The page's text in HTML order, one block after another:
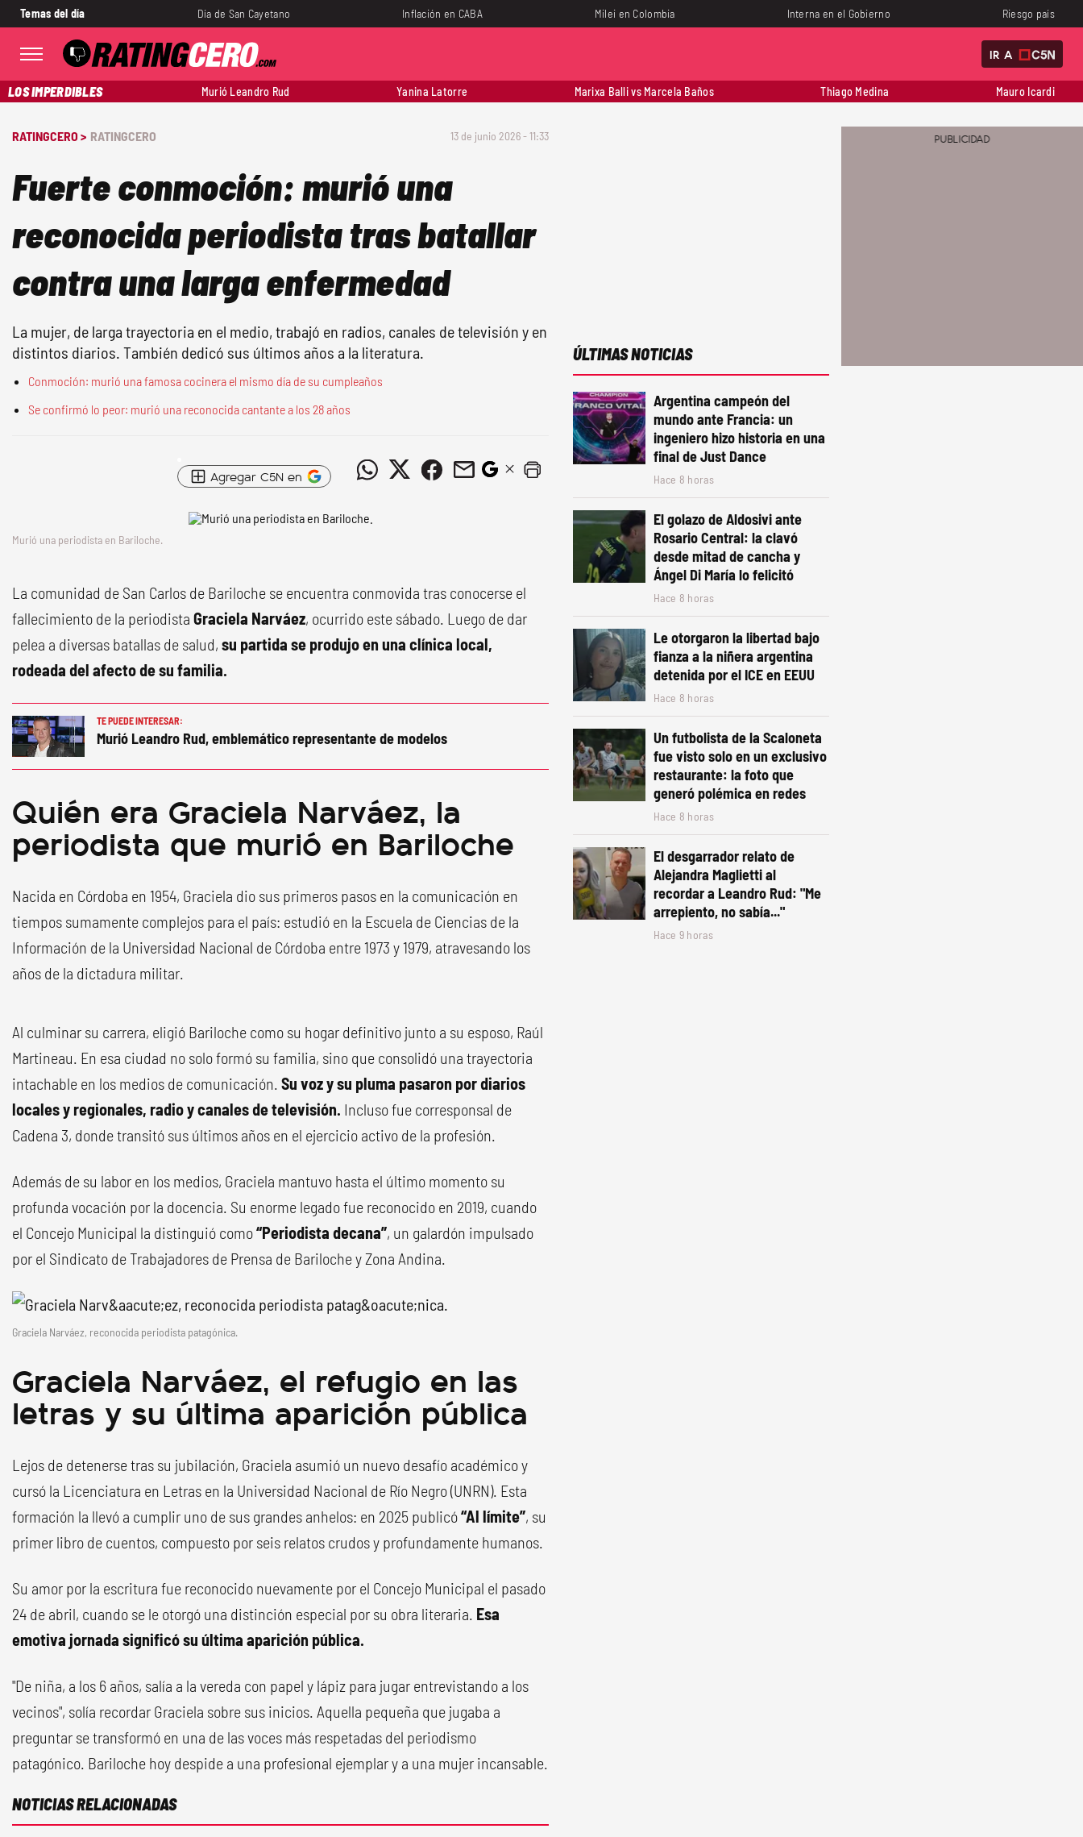
Temas del día Día de San Cayetano Inflación en CABA Milei en Colombia Interna en el Gobierno Riesgo país
IR A
LOS IMPERDIBLES Murió Leandro Rud Yanina Latorre Marixa Balli vs Marcela Baños Thiago Medina Mauro Icardi
RATINGCERO > RATINGCERO 13 de junio 2026 - 11:33
Fuerte conmoción: murió una
reconocida periodista tras batallar
contra una larga enfermedad
La mujer, de larga trayectoria en el medio, trabajó en radios, canales de televisión y en
distintos diarios. También dedicó sus últimos años a la literatura.
Conmoción: murió una famosa cocinera el mismo día de su cumpleaños
Se confirmó lo peor: murió una reconocida cantante a los 28 años
Agregar C5N en
Murió una periodista en Bariloche.
La comunidad de San Carlos de Bariloche se encuentra conmovida tras conocerse el
fallecimiento de la periodista Graciela Narváez, ocurrido este sábado. Luego de dar
pelea a diversas batallas de salud, su partida se produjo en una clínica local,
rodeada del afecto de su familia.
TE PUEDE INTERESAR:
Murió Leandro Rud, emblemático representante de modelos
Quién era Graciela Narváez, la
periodista que murió en Bariloche
Nacida en Córdoba en 1954, Graciela dio sus primeros pasos en la comunicación en
tiempos sumamente complejos para el país: estudió en la Escuela de Ciencias de la
Información de la Universidad Nacional de Córdoba entre 1973 y 1979, atravesando los
años de la dictadura militar.
Al culminar su carrera, eligió Bariloche como su hogar definitivo junto a su esposo, Raúl
Martineau. En esa ciudad no solo formó su familia, sino que consolidó una trayectoria
intachable en los medios de comunicación. Su voz y su pluma pasaron por diarios
locales y regionales, radio y canales de televisión. Incluso fue corresponsal de
Cadena 3, donde transitó sus últimos años en el ejercicio activo de la profesión.
Además de su labor en los medios, Graciela mantuvo hasta el último momento su
profunda vocación por la docencia. Su enorme legado fue reconocido en 2019, cuando
el Concejo Municipal la distinguió como“Periodista decana”, un galardón impulsado
por el Sindicato de Trabajadores de Prensa de Bariloche y Zona Andina.
Graciela Narváez, reconocida periodista patagónica.
Graciela Narváez, el refugio en las
letras y su última aparición pública
Lejos de detenerse tras su jubilación, Graciela asumió un nuevo desafío académico y
cursó la Licenciatura en Letras en la Universidad Nacional de Río Negro (UNRN). Esta
formación la llevó a cumplir uno de sus grandes anhelos: en 2025 publicó“Al límite”, su
primer libro de cuentos, compuesto por seis relatos crudos y profundamente humanos.
Su amor por la escritura fue reconocido nuevamente por el Concejo Municipal el pasado
24 de abril, cuando se le otorgó una distinción especial por su obra literaria. Esa
emotiva jornada significó su última aparición pública.
"De niña, a los 6 años, salía a la vereda con papel y lápiz para jugar entrevistando a los
vecinos", solía recordar Graciela sobre sus inicios. Aquella pequeña que jugaba a
preguntar se transformó en una de las voces más respetadas del periodismo
patagónico. Bariloche hoy despide a una profesional ejemplar y a una mujer incansable.
NOTICIAS RELACIONADAS
ÚLTIMAS NOTICIAS
Argentina campeón del
mundo ante Francia: un
ingeniero hizo historia en una
final de Just Dance
Hace 8 horas
El golazo de Aldosivi ante
Rosario Central: la clavó
desde mitad de cancha y
Ángel Di María lo felicitó
Hace 8 horas
Le otorgaron la libertad bajo
fianza a la niñera argentina
detenida por el ICE en EEUU
Hace 8 horas
Un futbolista de la Scaloneta
fue visto solo en un exclusivo
restaurante: la foto que
generó polémica en redes
Hace 8 horas
El desgarrador relato de
Alejandra Maglietti al
recordar a Leandro Rud: "Me
arrepiento, no sabía..."
Hace 9 horas